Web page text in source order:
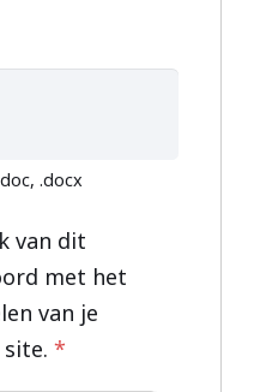
.docx
van dit
met het
van je
*